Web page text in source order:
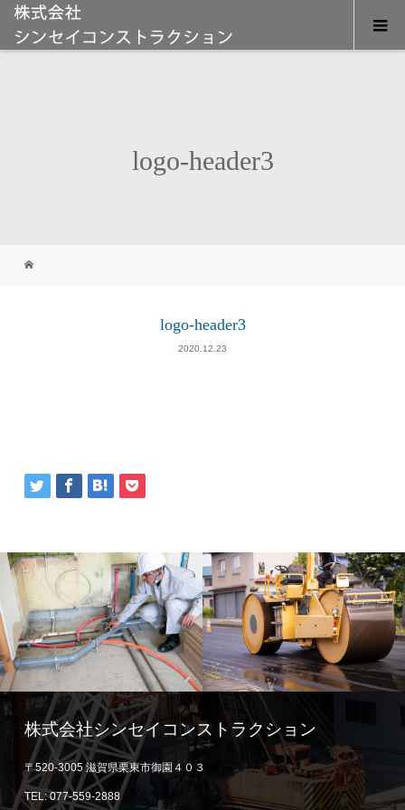
logo-header3
logo-header3
2020.12.23
株式会社シンセイコンストラクション
〒520-3005 滋賀県栗東市御園４０３
TEL: 077-559-2888